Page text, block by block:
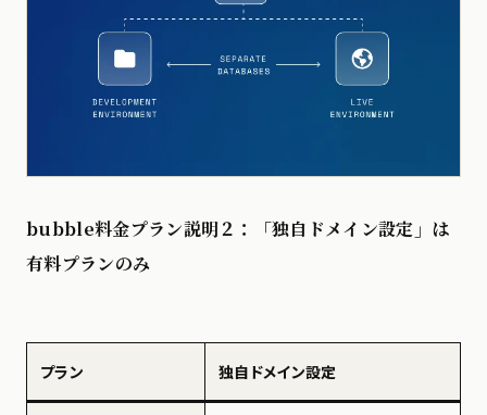
bubble料金プラン説明２：「独自ドメイン設定」は
有料プランのみ
プラン 独自ドメイン設定